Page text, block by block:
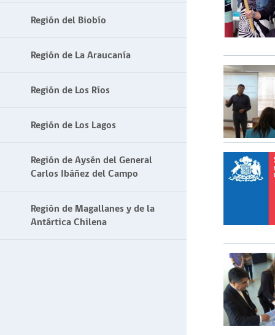
Región del Biobío
Región de La Araucanía
Región de Los Ríos
Región de Los Lagos
Región de Aysén del General
Carlos Ibáñez del Campo
Región de Magallanes y de la
Antártica Chilena